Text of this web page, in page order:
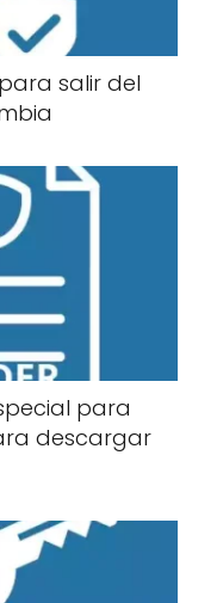
salir del
para
descargar